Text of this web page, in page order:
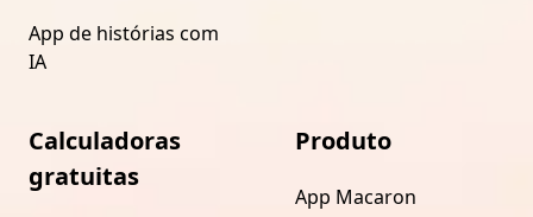
App de histórias com
IA
Calculadoras
gratuitas
Produto
App Macaron